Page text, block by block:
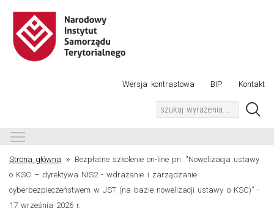
Wersja kontrastowa BIP Kontakt
Strona główna » Bezpłatne szkolenie on-line pn. "Nowelizacja ustawy
o KSC – dyrektywa NIS2 - wdrażanie i zarządzanie
cyberbezpieczeństwem w JST (na bazie nowelizacji ustawy o KSC)” -
17 września 2026 r.